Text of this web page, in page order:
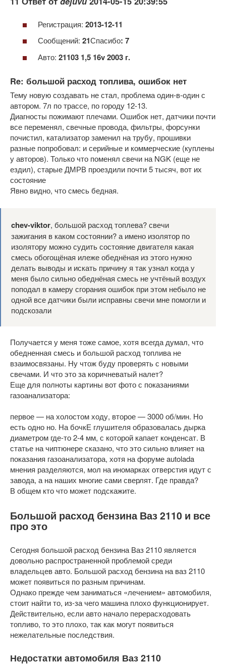
Регистрация: 2013-12-11
Сообщений: 21Спасибо: 7
Авто: 21103 1,5 16v 2003 г.
Re: большой расход топлива, ошибок нет
Тему новую создавать не стал, проблема один-в-один с
автором. 7л по трассе, по городу 12-13.
Диагносты пожимают плечами. Ошибок нет, датчики почти
все переменял, свечные провода, фильтры, форсунки
почистил, катализатор заменил на трубу, прошивки
разные попробовал: и серийные и коммерческие (куплены
у авторов). Только что поменял свечи на NGK (еще не
ездил), старые ДМРВ проездили почти 5 тысяч, вот их
состояние
Явно видно, что смесь бедная.
chev-viktor, большой расход топлева? свечи
зажигания в каком состоянии? а имено изолятор по
изолятору можно судить состояние двигателя какая
смесь обогощёная илеже обеднёная из этого нужно
делать выводы и искать причину я так узнал когда у
меня было сильно обеднёная смесь не учтёный воздух
поподал в камеру сгорания ошибок при этом небыло не
одной все датчики были исправны свечи мне помогли и
подскозали
Получается у меня тоже самое, хотя всегда думал, что
обедненная смесь и большой расход топлива не
взаимосвязаны. Ну чтож буду проверять с новыми
свечами. И что это за коричневатый налет?
Еще для полноты картины вот фото с показаниями
газоанализатора:
первое — на холостом ходу, второе — 3000 об/мин. Но
есть одно но. На бочкЕ глушителя образовалась дырка
диаметром где-то 2-4 мм, с которой капает конденсат. В
статье на чиптюнере сказано, что это сильно влияет на
показания газоанализатора, хотя на форуме autolada
мнения разделяются, мол на иномарках отверстия идут с
завода, а на наших многие сами сверлят. Где правда?
В общем кто что может подскажите.
Большой расход бензина Ваз 2110 и все
про это
Сегодня большой расход бензина Ваз 2110 является
довольно распространенной проблемой среди
владельцев авто. Большой расход бензина на ваз 2110
может появиться по разным причинам.
Однако прежде чем заниматься «лечением» автомобиля,
стоит найти то, из-за чего машина плохо функционирует.
Действительно, если авто начало перерасходовать
топливо, то это плохо, так как могут появиться
нежелательные последствия.
Недостатки автомобиля Ваз 2110